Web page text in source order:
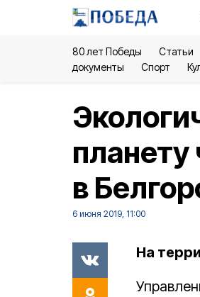
80 лет Победы Статьи
документы
Спорт
в
6 июня 2019, 11:00
На